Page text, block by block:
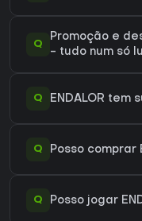
Q
Promoção e
- tudo num só
Q ENDALOR tem
Q Posso comprar
Q Posso jogar